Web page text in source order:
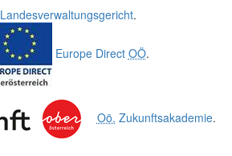
Landesverwaltungsgericht.
Europe Direct OÖ.
Oö. Zukunftsakademie.